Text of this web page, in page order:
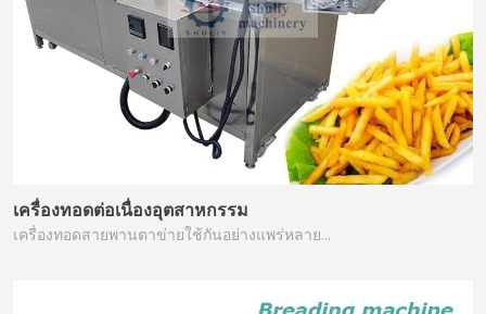
เครื่องทอดต่อเนื่องอุตสาหกรรม
เครื่องทอดสายพานตาข่ายใช้กันอย่างแพร่หลาย…